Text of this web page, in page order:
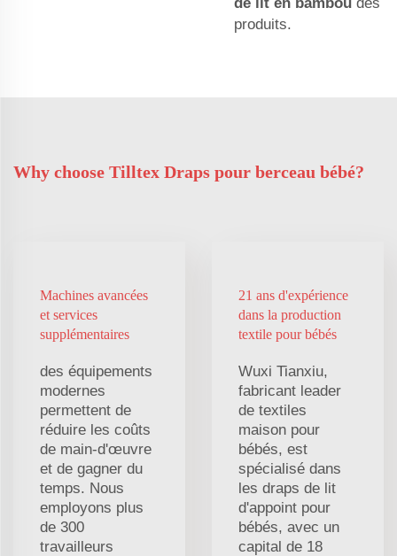
produits.
Why choose Tilltex Draps pour berceau bébé?
Machines avancées
et services
supplémentaires
des équipements
modernes
permettent de
réduire les coûts
de main-d'œuvre
et de gagner du
temps. Nous
employons plus
de 300
travailleurs
21 ans d'expérience
dans la production
textile pour bébés
Wuxi Tianxiu,
fabricant leader
de textiles
maison pour
bébés, est
spécialisé dans
les draps de lit
d'appoint pour
bébés, avec un
capital de 18